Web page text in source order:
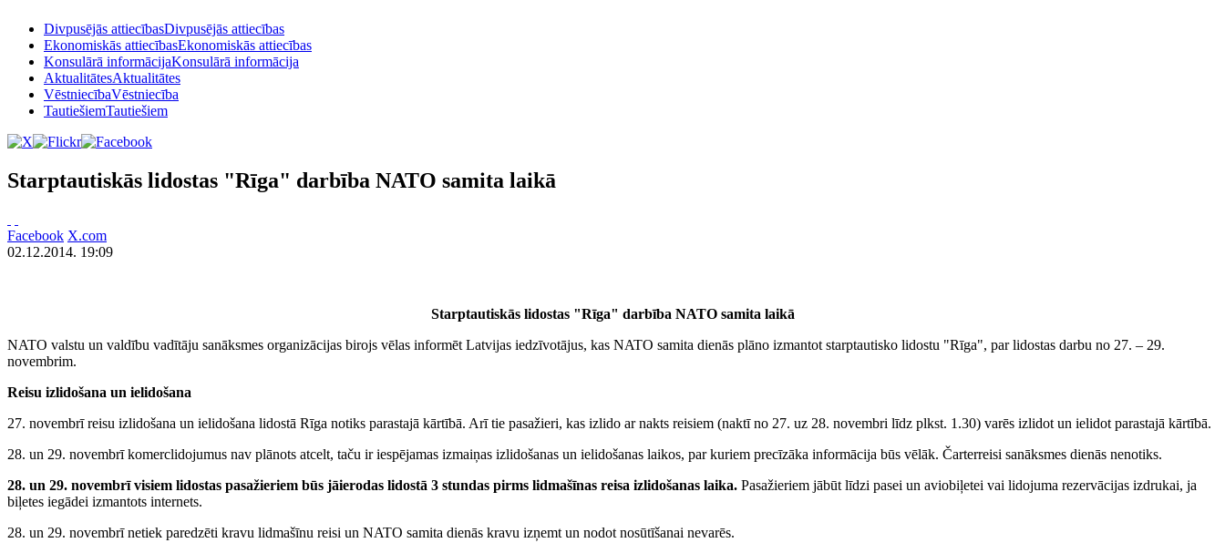
Divpusējās attiecībasDivpusējās attiecības
Ekonomiskās attiecībasEkonomiskās attiecības
Konsulārā informācijaKonsulārā informācija
AktualitātesAktualitātes
VēstniecībaVēstniecība
TautiešiemTautiešiem
Starptautiskās lidostas "Rīga" darbība NATO samita laikā
Facebook X.com
02.12.2014. 19:09
Starptautiskās lidostas "Rīga" darbība NATO samita laikā
NATO valstu un valdību vadītāju sanāksmes organizācijas birojs vēlas informēt Latvijas iedzīvotājus, kas NATO samita dienās plāno izmantot starptautisko lidostu "Rīga", par lidostas darbu no 27. – 29.
novembrim.
Reisu izlidošana un ielidošana
27. novembrī reisu izlidošana un ielidošana lidostā Rīga notiks parastajā kārtībā. Arī tie pasažieri, kas izlido ar nakts reisiem (naktī no 27. uz 28. novembri līdz plkst. 1.30) varēs izlidot un ielidot parastajā kārtībā.
28. un 29. novembrī komerclidojumus nav plānots atcelt, taču ir iespējamas izmaiņas izlidošanas un ielidošanas laikos, par kuriem precīzāka informācija būs vēlāk. Čarterreisi sanāksmes dienās nenotiks.
28. un 29. novembrī visiem lidostas pasažieriem būs jāierodas lidostā 3 stundas pirms lidmašīnas reisa izlidošanas laika. Pasažieriem jābūt līdzi pasei un aviobiļetei vai lidojuma rezervācijas izdrukai, ja
biļetes iegādei izmantots internets.
28. un 29. novembrī netiek paredzēti kravu lidmašīnu reisi un NATO samita dienās kravu izņemt un nodot nosūtīšanai nevarēs.